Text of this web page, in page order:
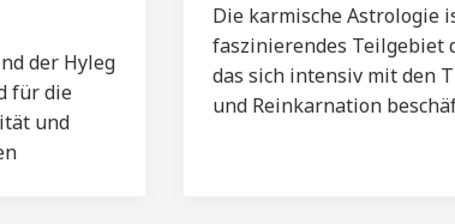
der Hyleg
für die
und
Die karmische Astrologie
faszinierendes Teilgebiet
das sich intensiv mit den
und Reinkarnation